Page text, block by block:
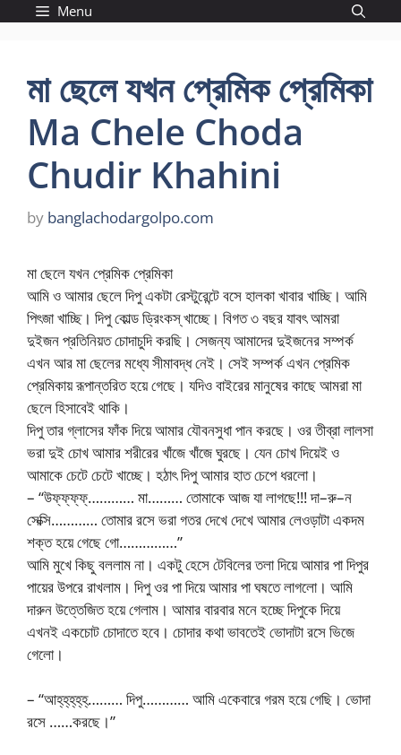
Menu
মা ছেলে যখন প্রেমিক প্রেমিকা
Ma Chele Choda
Chudir Khahini
by banglachodargolpo.com
মা ছেলে যখন প্রেমিক প্রেমিকা
আমি ও আমার ছেলে দিপু একটা রেস্টুরেন্টে বসে হালকা খাবার খাচ্ছি। আমি
পিৎজা খাচ্ছি। দিপু কোল্ড ড্রিংকস্‌ খাচ্ছে। বিগত ৩ বছর যাবৎ আমরা
দুইজন প্রতিনিয়ত চোদাচুদি করছি। সেজন্য আমাদের দুইজনের সম্পর্ক
এখন আর মা ছেলের মধ্যে সীমাবদ্ধ নেই। সেই সম্পর্ক এখন প্রেমিক
প্রেমিকায় রূপান্তরিত হয়ে গেছে। যদিও বাইরের মানুষের কাছে আমরা মা
ছেলে হিসাবেই থাকি।
দিপু তার গ্লাসের ফাঁক দিয়ে আমার যৌবনসুধা পান করছে। ওর তীব্রা লালসা
ভরা দুই চোখ আমার শরীরের খাঁজে খাঁজে ঘুরছে। যেন চোখ দিয়েই ও
আমাকে চেটে চেটে খাচ্ছে। হঠাৎ দিপু আমার হাত চেপে ধরলো।
– “উফ্‌ফ্‌ফ্‌ফ্‌………… মা……… তোমাকে আজ যা লাগছে!!! দা–রু–ন
সেক্সি………… তোমার রসে ভরা গতর দেখে দেখে আমার লেওড়াটা একদম
শক্ত হয়ে গেছে গো……………”
আমি মুখে কিছু বললাম না। একটু হেসে টেবিলের তলা দিয়ে আমার পা দিপুর
পায়ের উপরে রাখলাম। দিপু ওর পা দিয়ে আমার পা ঘষতে লাগলো। আমি
দারুন উত্তেজিত হয়ে গেলাম। আমার বারবার মনে হচ্ছে দিপুকে দিয়ে
এখনই একচোট চোদাতে হবে। চোদার কথা ভাবতেই ভোদাটা রসে ভিজে
গেলো।
– “আহ্‌হ্‌হ্‌হ্‌হ্‌……… দিপু………… আমি একেবারে গরম হয়ে গেছি। ভোদা
রসে ……করছে।”